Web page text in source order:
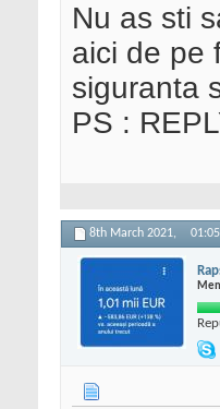
Nu as sti
aici de pe
siguranta
PS :
8th March 2021, 01:05